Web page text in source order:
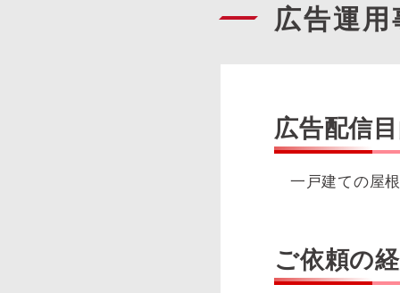
広告運
広告配信
一戸建ての屋
ご依頼の